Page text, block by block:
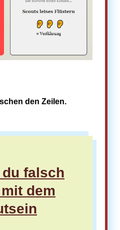
den Zeilen.
du falsch
dem